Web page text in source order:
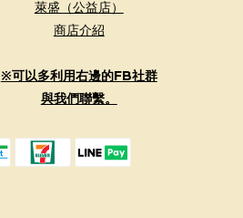
萊盛（公益店）
商店介紹
※可以多利用右邊的FB社群
與我們聯繫。